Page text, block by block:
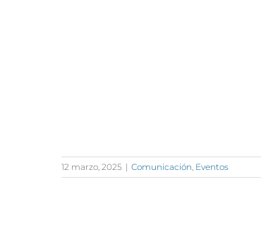
12 marzo, 2025 | Comunicación, Eventos